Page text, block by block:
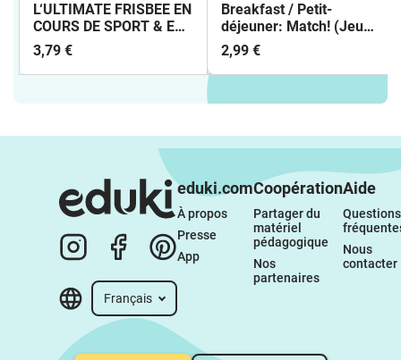
L‘ULTIMATE FRISBEE EN
COURS DE SPORT & EN
CLUB - CARTES
TECHNIQUES
3,79 €
Breakfast / Petit-
déjeuner: Match! (Jeu
pour le cours d'anglais)
2,99 €
Français
eduki.com
À propos
Presse
App
Coopération
Partager du
matériel
pédagogique
Nos
partenaires
Aide
Questions
Nous
contacter